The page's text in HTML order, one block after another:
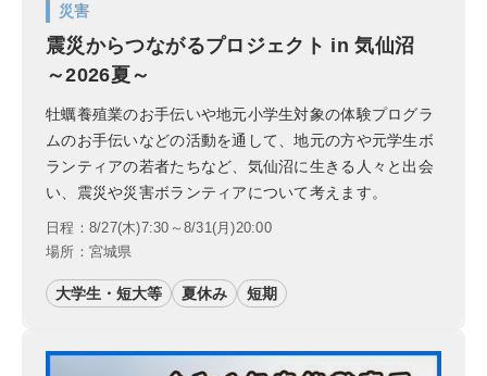
災害
震災からつながるプロジェクト in 気仙沼
～2026夏～
牡蠣養殖業のお手伝いや地元小学生対象の体験プログラ
ムのお手伝いなどの活動を通して、地元の方や元学生ボ
ランティアの若者たちなど、気仙沼に生きる人々と出会
い、震災や災害ボランティアについて考えます。
日程：8/27(木)7:30～8/31(月)20:00
場所：宮城県
大学生・短大等 夏休み 短期